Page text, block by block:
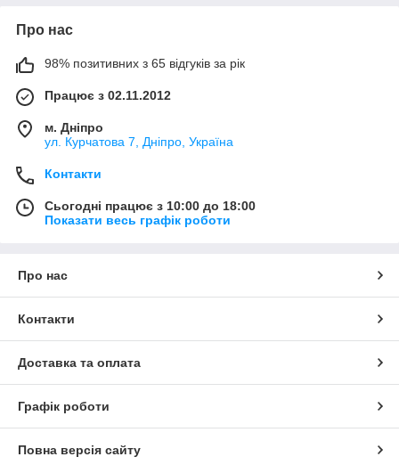
Про нас
98% позитивних з 65 відгуків за рік
Працює з 02.11.2012
м. Дніпро
ул. Курчатова 7, Дніпро, Україна
Контакти
Сьогодні працює з 10:00 до 18:00
Показати весь графік роботи
Про нас
Контакти
Доставка та оплата
Графік роботи
Повна версія сайту